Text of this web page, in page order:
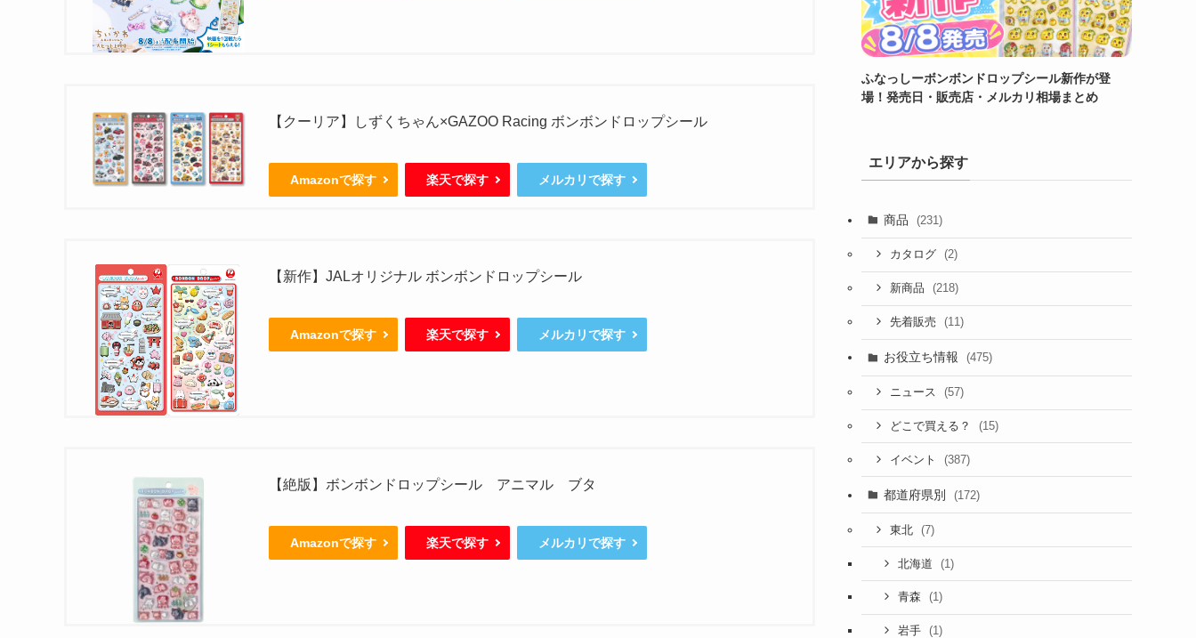
【クーリア】しずくちゃん×GAZOO Racing ボンボンドロップシール
Amazonで探す 楽天で探す メルカリで探す
【新作】JALオリジナル ボンボンドロップシール
Amazonで探す 楽天で探す メルカリで探す
【絶版】ボンボンドロップシール アニマル ブタ
Amazonで探す 楽天で探す メルカリで探す
ふなっしーボンボンドロップシール新作が登
場！発売日・販売店・メルカリ相場まとめ
エリアから探す
商品 (231)
カタログ (2)
新商品 (218)
先着販売 (11)
お役立ち情報 (475)
ニュース (57)
どこで買える？ (15)
イベント (387)
都道府県別 (172)
東北 (7)
北海道 (1)
青森 (1)
岩手 (1)